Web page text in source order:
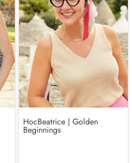
HocBeatrice | Golden
Beginnings